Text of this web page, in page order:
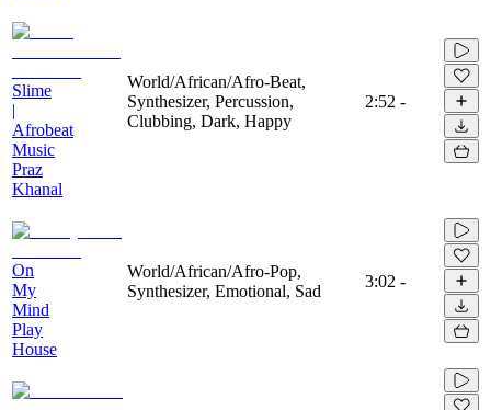
Slime
|
Afrobeat
Music
Praz
Khanal
World/African/Afro-Beat,
Synthesizer, Percussion,
Clubbing, Dark, Happy
2:52 -
On
My
Mind
Play
House
World/African/Afro-Pop,
Synthesizer, Emotional, Sad
3:02 -